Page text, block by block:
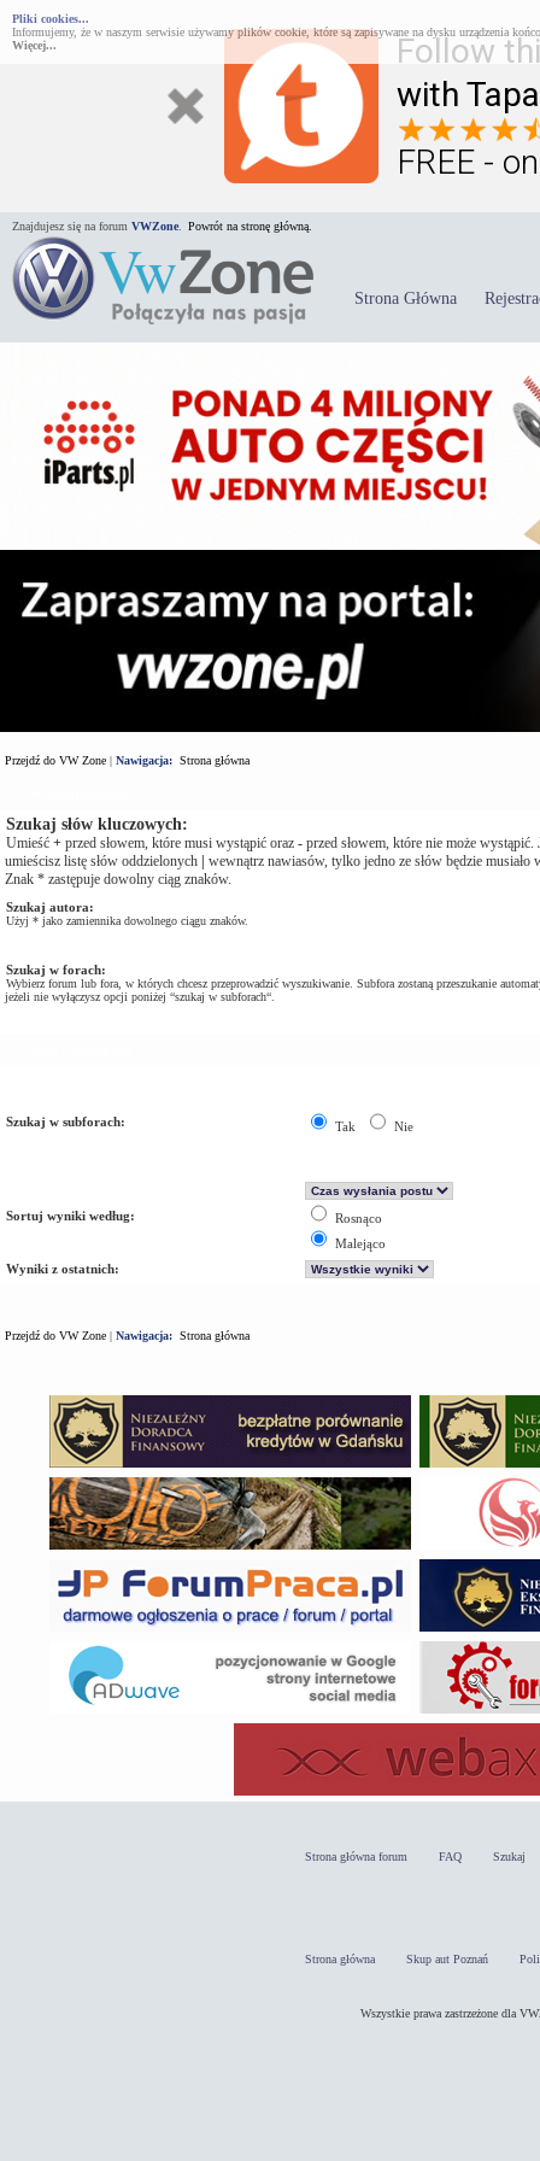
Follow
with
FREE -
Pliki cookies...
Informujemy, że w naszym serwisie używamy plików cookie, które są zapisywane na dysku urządzenia
Więcej...
Znajdujesz się na forum VWZone Powrót na stronę główną.
Strona Główna
Przejdź do VW Zone | Nawigacja: Strona główna
Szukaj słów kluczowych:
Umieść + przed słowem, które musi wystąpić oraz - przed słowem, które nie może wystąpić.
umieścisz listę słów oddzielonych | wewnątrz nawiasów, tylko jedno ze słów będzie musiało
Znak * zastępuje dowolny ciąg znaków.
Szukaj autora:
Użyj * jako zamiennika dowolnego ciągu znaków.
Szukaj w forach:
Wybierz forum lub fora, w których chcesz przeprowadzić wyszukiwanie. Subfora zostaną przeszukanie
jeżeli nie wyłączysz opcji poniżej “szukaj w subforach“.
Szukaj w subforach: Tak Nie
Sortuj wyniki według:
Rosnąco
Malejąco
Wyniki z ostatnich:
Przejdź do VW Zone | Nawigacja: Strona główna
Strona główna forum FAQ Szukaj
Strona główna Skup aut Poznań
Wszystkie prawa zastrzeżone dla